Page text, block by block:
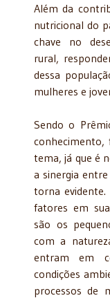
Além da
nutricional do
chave no
rural,
dessa
mulheres e
Sendo o
conhecimento,
tema, já que é
a sinergia
torna
fatores em
são os
com a
entram em
condições
processos de